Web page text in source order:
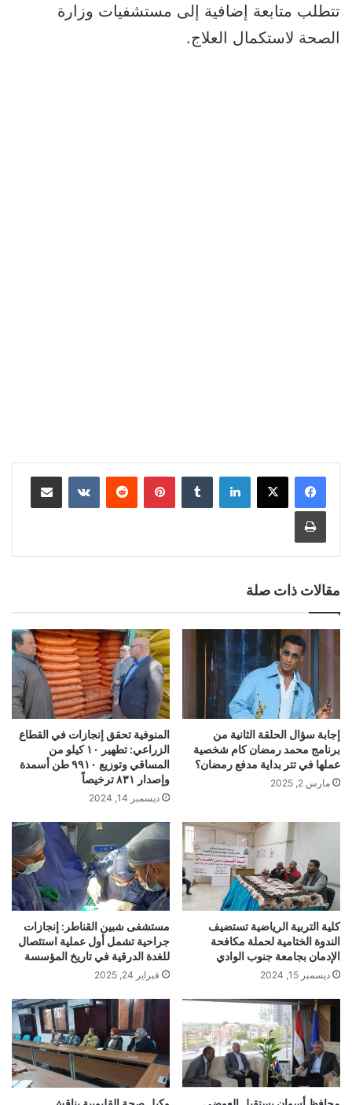
تتطلب متابعة إضافية إلى مستشفيات وزارة
الصحة لاستكمال العلاج.
لينكدإن بينتيريست
مقالات ذات صلة
إجابة سؤال الحلقة الثانية من
برنامج محمد رمضان كام شخصية
عملها في تتر بداية مدفع رمضان؟
مارس 2, 2025
المنوفية تحقق إنجازات في القطاع
الزراعي: تطهير ١٠ كيلو من
المساقي وتوزيع ٩٩١٠ طن أسمدة
وإصدار ٨٣١ ترخيصاً
ديسمبر 14, 2024
كلية التربية الرياضية تستضيف
الندوة الختامية لحملة مكافحة
الإدمان بجامعة جنوب الوادي
ديسمبر 15, 2024
مستشفى شبين القناطر: إنجازات
جراحية تشمل أول عملية استئصال
للغدة الدرقية في تاريخ المؤسسة
فبراير 24, 2025